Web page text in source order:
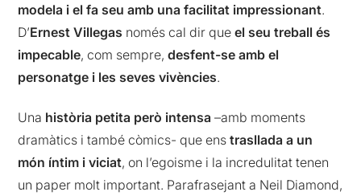
modela i el fa seu amb una facilitat impressionant.
D’Ernest Villegas només cal dir queel seu treball és
impecable, com sempre,desfent-se amb el
personatge i les seves vivències.
Una història petita però intensa–amb moments
dramàtics i també còmics- que enstrasllada a un
món íntim i viciat, on l’egoisme i la incredulitat tenen
un paper molt important. Parafrasejant a Neil Diamond,